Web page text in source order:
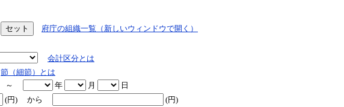
府庁の組織一覧（新しいウィンドウで開く）
会計区分とは
節（細節）とは
～ 年 月
日
(円) から
(円)